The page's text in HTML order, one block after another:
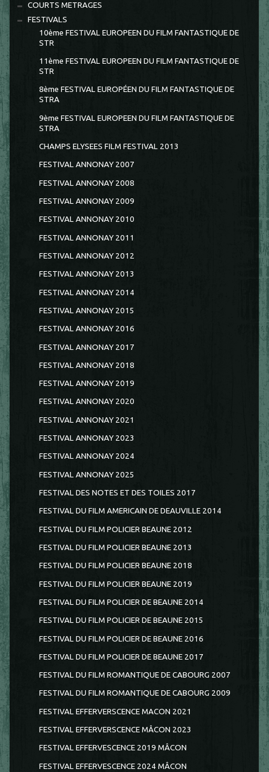
COURTS METRAGES
FESTIVALS
10ème FESTIVAL EUROPEEN DU FILM FANTASTIQUE DE
STR
11ème FESTIVAL EUROPEEN DU FILM FANTASTIQUE DE
STR
8ème FESTIVAL EUROPÉEN DU FILM FANTASTIQUE DE
STRA
9ème FESTIVAL EUROPEEN DU FILM FANTASTIQUE DE
STRA
CHAMPS ELYSEES FILM FESTIVAL 2013
FESTIVAL ANNONAY 2007
FESTIVAL ANNONAY 2008
FESTIVAL ANNONAY 2009
FESTIVAL ANNONAY 2010
FESTIVAL ANNONAY 2011
FESTIVAL ANNONAY 2012
FESTIVAL ANNONAY 2013
FESTIVAL ANNONAY 2014
FESTIVAL ANNONAY 2015
FESTIVAL ANNONAY 2016
FESTIVAL ANNONAY 2017
FESTIVAL ANNONAY 2018
FESTIVAL ANNONAY 2019
FESTIVAL ANNONAY 2020
FESTIVAL ANNONAY 2021
FESTIVAL ANNONAY 2023
FESTIVAL ANNONAY 2024
FESTIVAL ANNONAY 2025
FESTIVAL DES NOTES ET DES TOILES 2017
FESTIVAL DU FILM AMERICAIN DE DEAUVILLE 2014
FESTIVAL DU FILM POLICIER BEAUNE 2012
FESTIVAL DU FILM POLICIER BEAUNE 2013
FESTIVAL DU FILM POLICIER BEAUNE 2018
FESTIVAL DU FILM POLICIER BEAUNE 2019
FESTIVAL DU FILM POLICIER DE BEAUNE 2014
FESTIVAL DU FILM POLICIER DE BEAUNE 2015
FESTIVAL DU FILM POLICIER DE BEAUNE 2016
FESTIVAL DU FILM POLICIER DE BEAUNE 2017
FESTIVAL DU FILM ROMANTIQUE DE CABOURG 2007
FESTIVAL DU FILM ROMANTIQUE DE CABOURG 2009
FESTIVAL EFFERVERSCENCE MACON 2021
FESTIVAL EFFERVERSCENCE MÂCON 2023
FESTIVAL EFFERVESCENCE 2019 MÂCON
FESTIVAL EFFERVESCENCE 2024 MÂCON